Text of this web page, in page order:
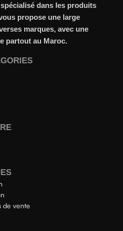
dans les produits
propose une large
marques, avec une
partout au Maroc.
de vente